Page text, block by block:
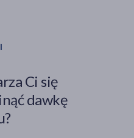
Ci się
dawkę